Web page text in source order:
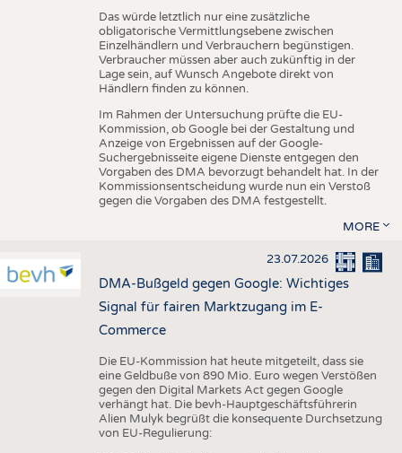
Das würde letztlich nur eine zusätzliche
obligatorische Vermittlungsebene zwischen
Einzelhändlern und Verbrauchern begünstigen.
Verbraucher müssen aber auch zukünftig in der
Lage sein, auf Wunsch Angebote direkt von
Händlern finden zu können.
Im Rahmen der Untersuchung prüfte die EU-
Kommission, ob Google bei der Gestaltung und
Anzeige von Ergebnissen auf der Google-
Suchergebnisseite eigene Dienste entgegen den
Vorgaben des DMA bevorzugt behandelt hat. In der
Kommissionsentscheidung wurde nun ein Verstoß
gegen die Vorgaben des DMA festgestellt.
MORE
23.07.2026
DMA-Bußgeld gegen Google: Wichtiges
Signal für fairen Marktzugang im E-
Commerce
Die EU-Kommission hat heute mitgeteilt, dass sie
eine Geldbuße von 890 Mio. Euro wegen Verstößen
gegen den Digital Markets Act gegen Google
verhängt hat. Die bevh-Hauptgeschäftsführerin
Alien Mulyk begrüßt die konsequente Durchsetzung
von EU-Regulierung: